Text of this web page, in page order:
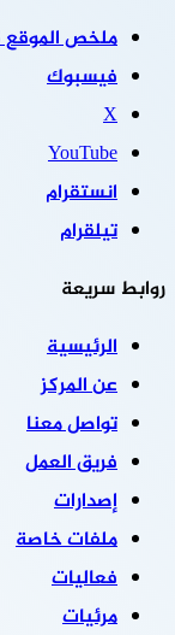
ملخص الموقع RSS
فيسبوك
‫X
‫YouTube
انستقرام
تيلقرام
روابط سريعة
الرئيسية
عن المركز
تواصل معنا
فريق العمل
إصدارات
ملفات خاصة
فعاليات
مرئيات